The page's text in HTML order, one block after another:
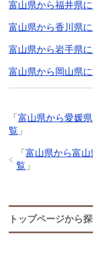
富山県から福井県
富山県から香川県
富山県から岩手県
富山県から岡山県
「 富山県から愛媛
覧 」
「 富山県から富
覧 」
トップページから